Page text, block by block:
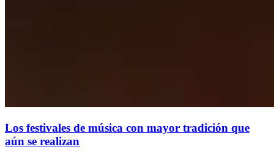
Los festivales de música con mayor tradición que
aún se realizan